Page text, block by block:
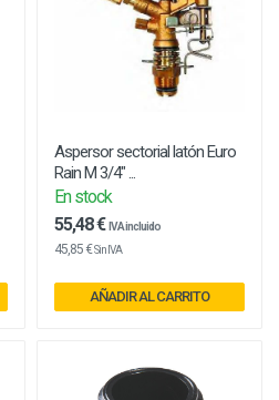
Aspersor sectorial latón Euro
Rain M 3/4" ...
En stock
55,48 € IVA incluido
45,85 €Sin IVA
AÑADIR AL CARRITO